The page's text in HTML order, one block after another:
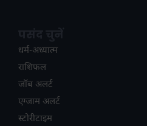
धर्म-अध्यात्म
राशिफल
जॉब अलर्ट
एग्जाम अलर्ट
स्टोरीटाइम